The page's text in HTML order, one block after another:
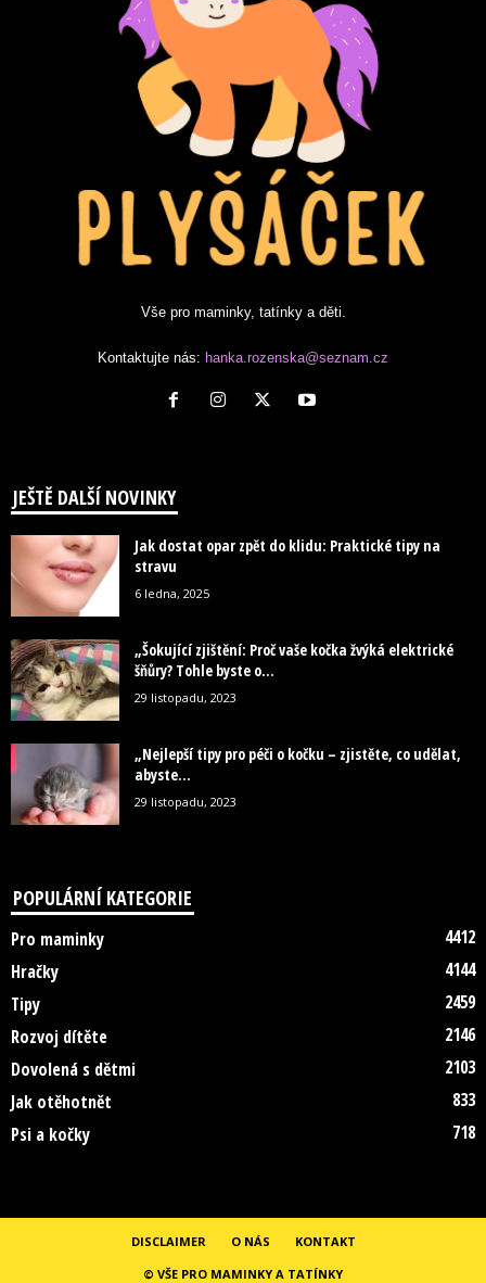
Vše pro maminky, tatínky a děti.
Kontaktujte nás: hanka.rozenska@seznam.cz
JEŠTĚ DALŠÍ NOVINKY
Jak dostat opar zpět do klidu: Praktické tipy na
stravu
6 ledna, 2025
„Šokující zjištění: Proč vaše kočka žvýká elektrické
šňůry? Tohle byste o...
29 listopadu, 2023
„Nejlepší tipy pro péči o kočku – zjistěte, co udělat,
abyste...
29 listopadu, 2023
POPULÁRNÍ KATEGORIE
Pro maminky
4412
Hračky
4144
Tipy
2459
Rozvoj dítěte
2146
Dovolená s dětmi
2103
Jak otěhotnět
833
Psi a kočky
718
DISCLAIMER O NÁS
KONTAKT
© VŠE PRO MAMINKY A TATÍNKY